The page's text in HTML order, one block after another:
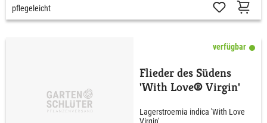
pflegeleicht
verfügbar
Flieder des Südens
'With Love® Virgin'
Lagerstroemia indica 'With Love